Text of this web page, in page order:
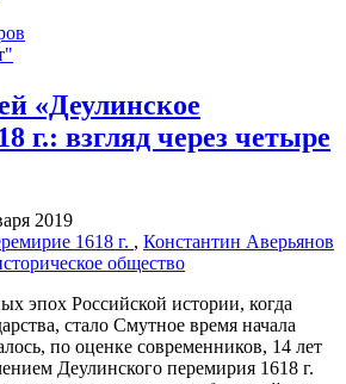
«Деулинское
г.: взгляд через четыре
2019
1618 г. , Константин Аверьянов
общество
эпох Российской истории, когда
стало Смутное время начала
по оценке современников, 14 лет
Деулинского перемирия 1618 г.